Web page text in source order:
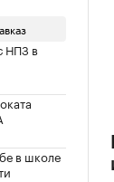
НПЗ в
в школе